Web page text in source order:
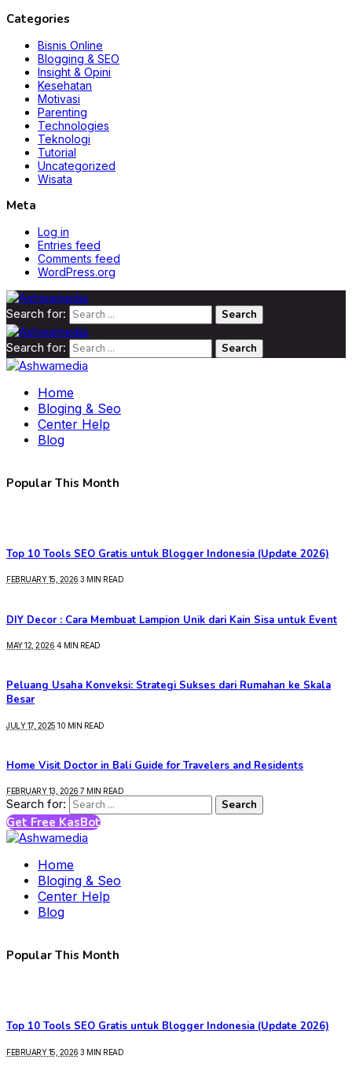
Categories
Bisnis Online
Blogging & SEO
Insight & Opini
Kesehatan
Motivasi
Parenting
Technologies
Teknologi
Tutorial
Uncategorized
Wisata
Meta
Log in
Entries feed
Comments feed
WordPress.org
Search for:
Search for:
Home
Bloging & Seo
Center Help
Blog
Popular This Month
Top 10 Tools SEO Gratis untuk Blogger Indonesia (Update 2026)
FEBRUARY 15, 2026 3 MIN READ
DIY Decor : Cara Membuat Lampion Unik dari Kain Sisa untuk Event
MAY 12, 2026 4 MIN READ
Peluang Usaha Konveksi: Strategi Sukses dari Rumahan ke Skala
Besar
JULY 17, 2025 10 MIN READ
Home Visit Doctor in Bali Guide for Travelers and Residents
FEBRUARY 13, 2026 7 MIN READ
Search for:
Get Free KasBot
Home
Bloging & Seo
Center Help
Blog
Popular This Month
Top 10 Tools SEO Gratis untuk Blogger Indonesia (Update 2026)
FEBRUARY 15, 2026 3 MIN READ